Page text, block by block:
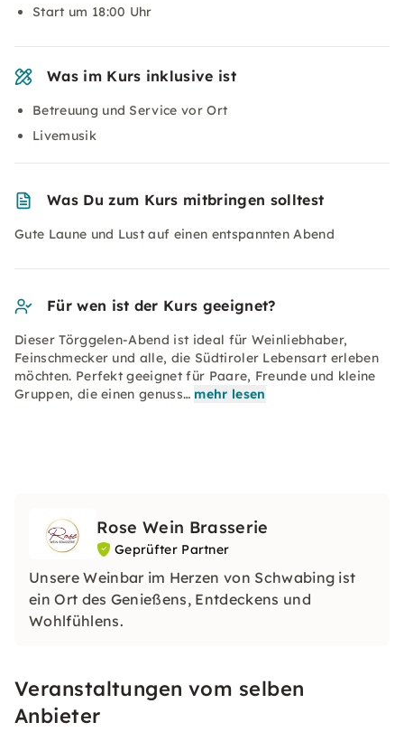
Start um 18:00 Uhr
Was im Kurs inklusive ist
Betreuung und Service vor Ort
Livemusik
Was Du zum Kurs mitbringen solltest
Gute Laune und Lust auf einen entspannten Abend
Für wen ist der Kurs geeignet?
Dieser Törggelen-Abend ist ideal für Weinliebhaber,
Feinschmecker und alle, die Südtiroler Lebensart erleben
möchten. Perfekt geeignet für Paare, Freunde und kleine
Gruppen, die einen genuss… mehr lesen
Rose Wein Brasserie
Geprüfter Partner
Unsere Weinbar im Herzen von Schwabing ist
ein Ort des Genießens, Entdeckens und
Wohlfühlens.
Veranstaltungen vom selben
Anbieter